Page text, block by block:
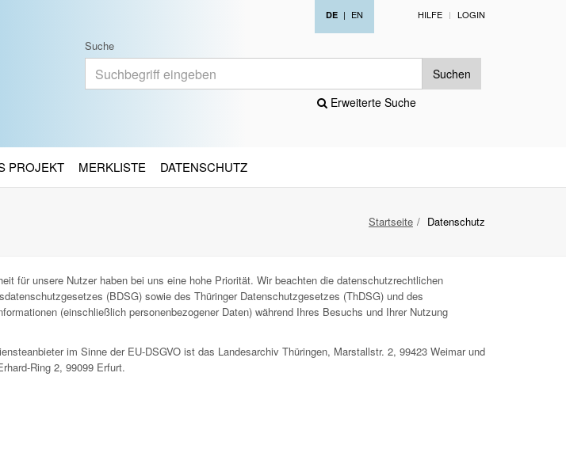
DE | EN HILFE LOGIN
Suche
Suchen
Erweiterte Suche
PROJEKT MERKLISTE DATENSCHUTZ
Startseite Datenschutz
für unsere Nutzer haben bei uns eine hohe Priorität. Wir beachten die datenschutzrechtlichen
(BDSG) sowie des Thüringer Datenschutzgesetzes (ThDSG) und des
(einschließlich personenbezogener Daten) während Ihres Besuchs und Ihrer Nutzung
im Sinne der EU-DSGVO ist das Landesarchiv Thüringen, Marstallstr. 2, 99423 Weimar und
Ring 2, 99099 Erfurt.